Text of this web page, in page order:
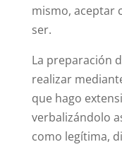
mismo, aceptar
ser.
La preparación
realizar
que hago
verbalizándolo
como legítima,